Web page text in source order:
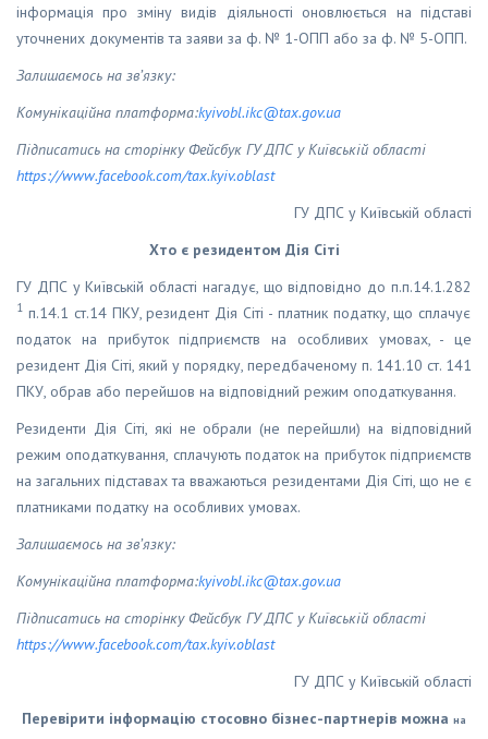
інформація про зміну видів діяльності оновлюється на підставі
уточнених документів та заяви за ф. № 1-ОПП або за ф. № 5-ОПП.
Залишаємось на зв’язку:
Комунікаційна платформа:kyivobl.ikc@tax.gov.ua
Підписатись на сторінку Фейсбук ГУ ДПС у Київській області
https://www.facebook.com/tax.kyiv.oblast
ГУ ДПС у Київській області
Хто є резидентом Дія Сіті
ГУ ДПС у Київській області нагадує, що відповідно до п.п.14.1.282
1 п.14.1 ст.14 ПКУ, резидент Дія Сіті - платник податку, що сплачує
податок на прибуток підприємств на особливих умовах, - це
резидент Дія Сіті, який у порядку, передбаченому п. 141.10 ст. 141
ПКУ, обрав або перейшов на відповідний режим оподаткування.
Резиденти Дія Сіті, які не обрали (не перейшли) на відповідний
режим оподаткування, сплачують податок на прибуток підприємств
на загальних підставах та вважаються резидентами Дія Сіті, що не є
платниками податку на особливих умовах.
Залишаємось на зв’язку:
Комунікаційна платформа:kyivobl.ikc@tax.gov.ua
Підписатись на сторінку Фейсбук ГУ ДПС у Київській області
https://www.facebook.com/tax.kyiv.oblast
ГУ ДПС у Київській області
Перевірити інформацію стосовно бізнес-партнерів можна на